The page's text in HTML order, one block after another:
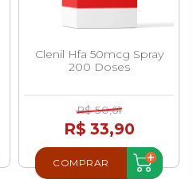
Clenil Hfa 50mcg Spray
200 Doses
R$ 50,61
R$ 33,90
COMPRAR